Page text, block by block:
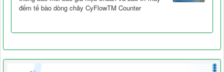
đếm tế bào dòng chảy CyFlowTM Counter